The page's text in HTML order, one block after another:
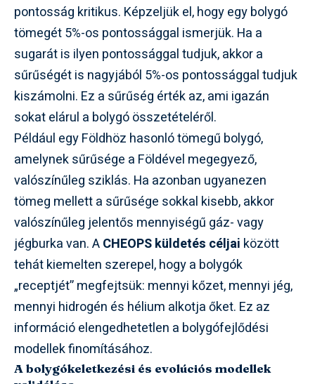
pontosság kritikus. Képzeljük el, hogy egy bolygó
tömegét 5%-os pontossággal ismerjük. Ha a
sugarát is ilyen pontossággal tudjuk, akkor a
sűrűségét is nagyjából 5%-os pontossággal tudjuk
kiszámolni. Ez a sűrűség érték az, ami igazán
sokat elárul a bolygó összetételéről.
Például egy Földhöz hasonló tömegű bolygó,
amelynek sűrűsége a Földével megegyező,
valószínűleg sziklás. Ha azonban ugyanezen
tömeg mellett a sűrűsége sokkal kisebb, akkor
valószínűleg jelentős mennyiségű gáz- vagy
jégburka van. ACHEOPS küldetés céljai között
tehát kiemelten szerepel, hogy a bolygók
„receptjét” megfejtsük: mennyi kőzet, mennyi jég,
mennyi hidrogén és hélium alkotja őket. Ez az
információ elengedhetetlen a bolygófejlődési
modellek finomításához.
A bolygókeletkezési és evolúciós modellek